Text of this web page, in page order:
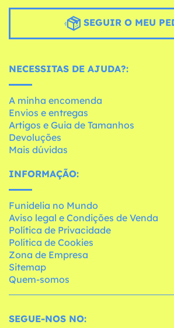
SEGUIR O MEU
NECESSITAS DE AJUDA?:
A minha encomenda
Envios e entregas
Artigos e Guia de Tamanhos
Devoluções
Mais dúvidas
INFORMAÇÃO:
Funidelia no Mundo
Aviso legal e Condições de Venda
Política de Privacidade
Política de Cookies
Zona de Empresa
Sitemap
Quem-somos
SEGUE-NOS NO: